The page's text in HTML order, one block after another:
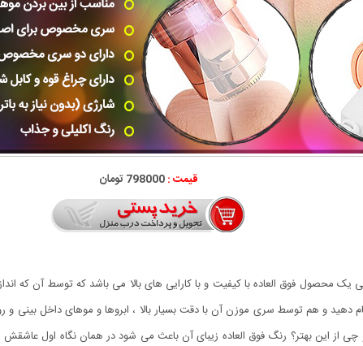
قیمت :798000 تومان
محصول فوق العاده با کیفیت و با کارایی های بالا می باشد که توسط آن که
و هم توسط سری موزن آن با دقت بسیار بالا ، ابروها و موهای داخل بینی و
از این بهتر؟ رنگ فوق العاده زیبای آن باعث می شود در همان نگاه اول